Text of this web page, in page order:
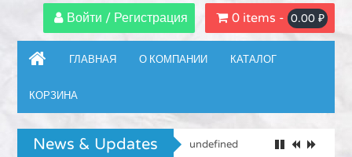
Войти / Регистрация 0 items - 0.00 ₽
ГЛАВНАЯ О КОМПАНИИ КАТАЛОГ
КОРЗИНА
News & Updates undefined